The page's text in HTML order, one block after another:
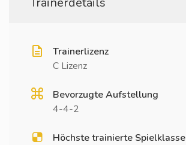
Trainerlizenz
C Lizenz
Bevorzugte Aufstellung
4-4-2
Höchste trainierte Spielklasse